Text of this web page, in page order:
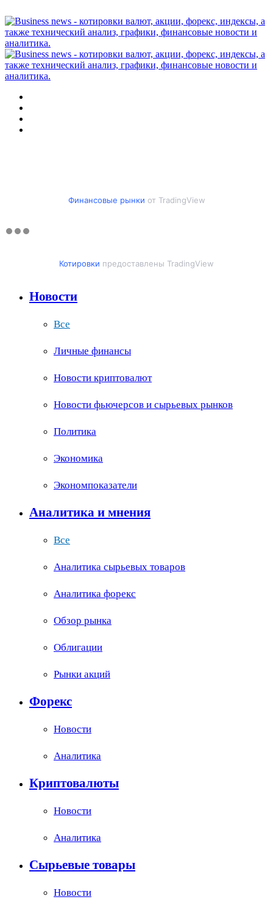
Финансовые рынки от TradingView
Котировки предоставлены TradingView
Новости
Все
Личные финансы
Новости криптовалют
Новости фьючерсов и сырьевых рынков
Политика
Экономика
Экономпоказатели
Аналитика и мнения
Все
Аналитика сырьевых товаров
Аналитика форекс
Обзор рынка
Облигации
Рынки акций
Форекс
Новости
Аналитика
Криптовалюты
Новости
Аналитика
Сырьевые товары
Новости